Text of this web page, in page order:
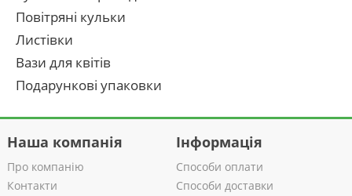
Повітряні кульки
Листівки
Вази для квітів
Подарункові упаковки
Наша компанія
Про компанію
Контакти
Інформація
Способи оплати
Способи доставки